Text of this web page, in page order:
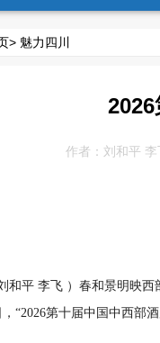
> 魅力四川
作者：刘和平
和平 李飞 ）春和景明映西
，“2026第十届中国中西部